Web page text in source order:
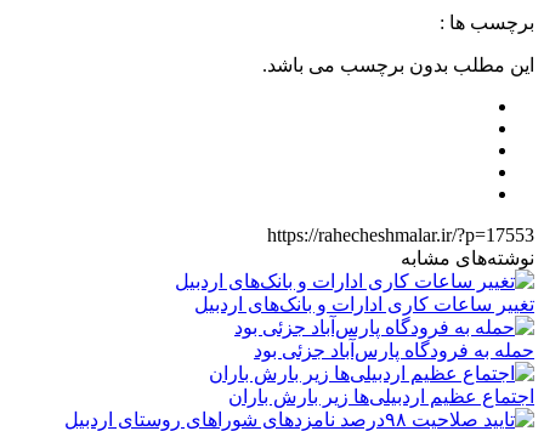
برچسب ها :
این مطلب بدون برچسب می باشد.
https://rahecheshmalar.ir/?p=17553
نوشته‌های مشابه
تغییر ساعات کاری ادارات و بانک‌های اردبیل
حمله به فرودگاه پارس‌‌آباد جزئی بود
اجتماع عظیم اردبیلی‌ها زیر بارش باران